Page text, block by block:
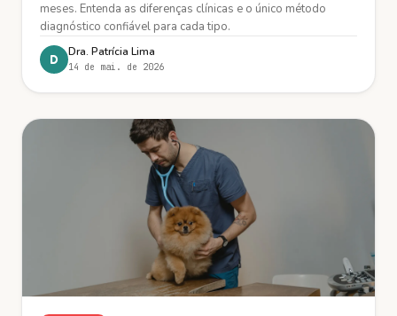
meses. Entenda as diferenças clínicas e o único método
diagnóstico confiável para cada tipo.
D Dra. Patrícia Lima
14 de mai. de 2026